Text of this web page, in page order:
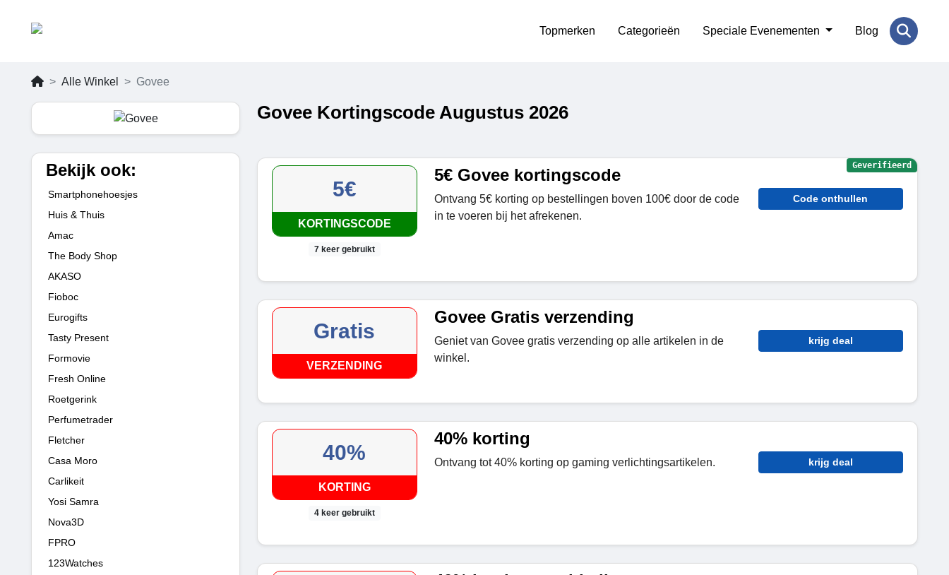
Topmerken Categorieën Speciale Evenementen Blog
Alle Winkel Govee
Bekijk ook:
Smartphonehoesjes
Huis & Thuis
Amac
The Body Shop
AKASO
Fioboc
Eurogifts
Tasty Present
Formovie
Fresh Online
Roetgerink
Perfumetrader
Fletcher
Casa Moro
Carlikeit
Yosi Samra
Nova3D
FPRO
123Watches
Govee Kortingscode Augustus 2026
5€
KORTINGSCODE
7 keer gebruikt
5€ Govee kortingscode
Ontvang 5€ korting op bestellingen boven 100€ door de code
in te voeren bij het afrekenen.
Code onthullen
Geverifieerd
Gratis
VERZENDING
Govee Gratis verzending
Geniet van Govee gratis verzending op alle artikelen in de
winkel.
krijg deal
40%
KORTING
4 keer gebruikt
40% korting
Ontvang tot 40% korting op gaming verlichtingsartikelen. krijg deal